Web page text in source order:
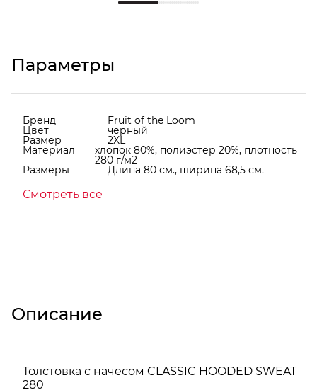
Параметры
Бренд Fruit of the Loom
Цвет черный
Размер 2XL
Материал хлопок 80%, полиэстер 20%, плотность
280 г/м2
Размеры Длина 80 см., ширина 68,5 см.
Смотреть все
Описание
Толстовка с начесом CLASSIC HOODED SWEAT
280